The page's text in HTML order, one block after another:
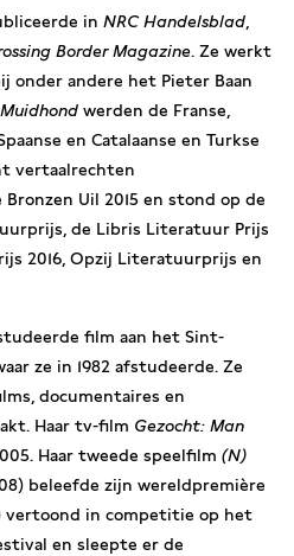
in NRC Handelsblad
Border Magazine. Ze werkt
onder andere het Pieter Baan
Muidhond werden de Franse,
en Catalaanse en Turkse
vertaalrechten
Bronzen Uil 2015 en stond op de
de Libris Literatuur Prijs
2016, Opzij Literatuurprijs en
studeerde film aan het Sint-
ze in 1982 afstudeerde. Ze
documentaires en
Haar tv-film Gezocht: Man
Haar tweede speelfilm (N)
beleefde zijn wereldpremière
vertoond in competitie op het
en sleepte er de